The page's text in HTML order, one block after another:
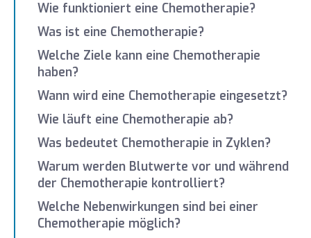
Wie funktioniert eine Chemotherapie?
Was ist eine Chemotherapie?
Welche Ziele kann eine Chemotherapie
haben?
Wann wird eine Chemotherapie eingesetzt?
Wie läuft eine Chemotherapie ab?
Was bedeutet Chemotherapie in Zyklen?
Warum werden Blutwerte vor und während
der Chemotherapie kontrolliert?
Welche Nebenwirkungen sind bei einer
Chemotherapie möglich?